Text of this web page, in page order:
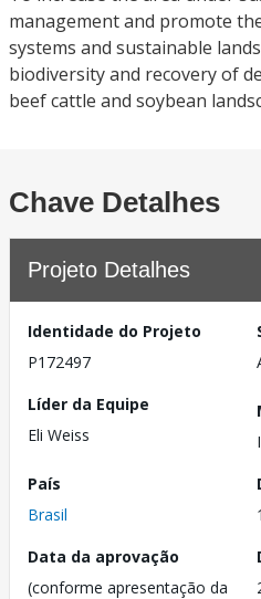
management and promote
systems and sustainable
biodiversity and recovery of
beef cattle and soybean
Chave Detalhes
Projeto Detalhes
Identidade do Projeto
P172497
Líder da Equipe
Eli Weiss
País
Brasil
Data da aprovação
(conforme apresentação da